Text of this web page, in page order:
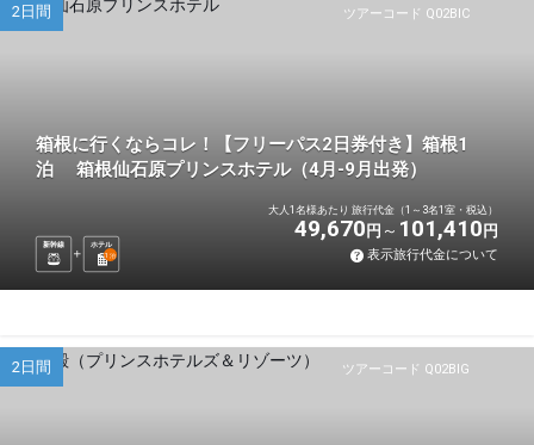
ツアーコード Q02BIC
2日間
箱根に行くならコレ！【フリーパス2日券付き】箱根1
泊 箱根仙石原プリンスホテル（4月-9月出発）
新幹線
ホテル
1 泊
大人1名様あたり 旅行代金（1～3名1室・税込）
49,670 円 101,410 円
表示旅行代金について
ツアーコード Q02BIG
2日間